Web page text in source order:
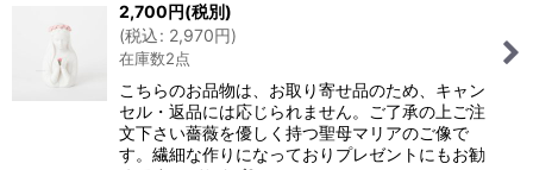
2,700円(税別)
(税込: 2,970円)
在庫数2点
こちらのお品物は、お取り寄せ品のため、キャン
セル・返品には応じられません。ご了承の上ご注
文下さい薔薇を優しく持つ聖母マリアのご像で
す。繊細な作りになっておりプレゼントにもお勧